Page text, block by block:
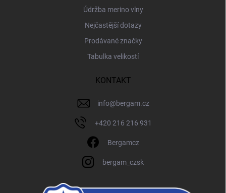
Údržba merino vlny
Nejčastější dotazy
Prodávané značky
Tabulka velikostí
KONTAKT
info@bergam.cz
+420 216 216 931
Bergamcz
bergam_czsk